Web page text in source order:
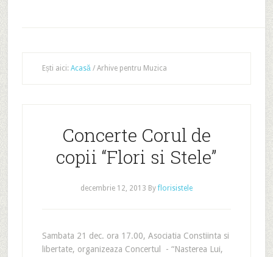
Ești aici: Acasă /Arhive pentru Muzica
Concerte Corul de
copii “Flori si Stele”
decembrie 12, 2013 Byflorisistele
Sambata 21 dec. ora 17.00, Asociatia Constiinta si
libertate, organizeaza Concertul - “Nasterea Lui,